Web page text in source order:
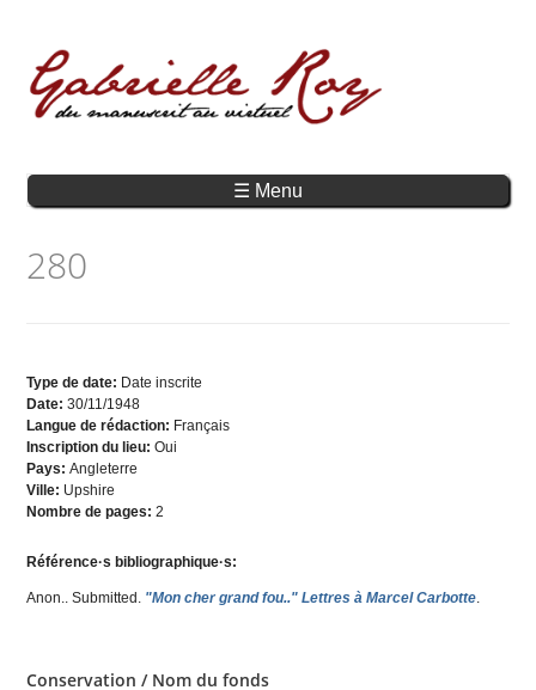
☰ Menu
280
Type de date: Date inscrite
Date:30/11/1948
Langue de rédaction: Français
Inscription du lieu:Oui
Pays:Angleterre
Ville: Upshire
Nombre de pages:2
Référence·s bibliographique·s:
Anon.. Submitted. "Mon cher grand fou.." Lettres à Marcel Carbotte.
Conservation / Nom du fonds